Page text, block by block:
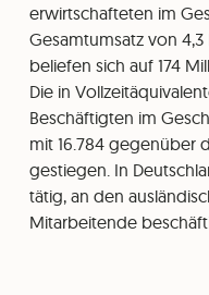
erwirtschafteten im
Gesamtumsatz von
beliefen sich auf 174
Die in
Beschäftigten im
mit 16.784 gegenüber
gestiegen. In
tätig, an den
Mitarbeitende